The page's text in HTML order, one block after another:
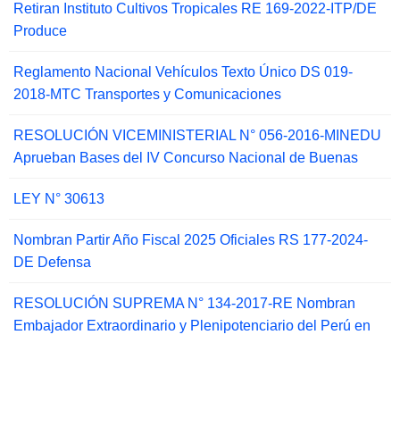
Retiran Instituto Cultivos Tropicales RE 169-2022-ITP/DE
Produce
Reglamento Nacional Vehículos Texto Único DS 019-
2018-MTC Transportes y Comunicaciones
RESOLUCIÓN VICEMINISTERIAL N° 056-2016-MINEDU
Aprueban Bases del IV Concurso Nacional de Buenas
LEY N° 30613
Nombran Partir Año Fiscal 2025 Oficiales RS 177-2024-
DE Defensa
RESOLUCIÓN SUPREMA N° 134-2017-RE Nombran
Embajador Extraordinario y Plenipotenciario del Perú en